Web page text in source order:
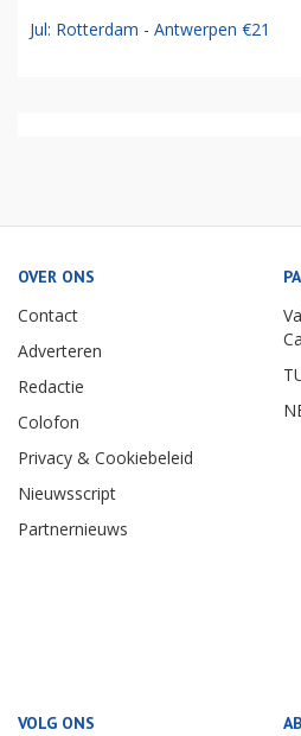
Jul: Rotterdam - Antwerpen €21
OVER ONS
Contact
Adverteren
Redactie
Colofon
Privacy & Cookiebeleid
Nieuwsscript
Partnernieuws
VOLG ONS